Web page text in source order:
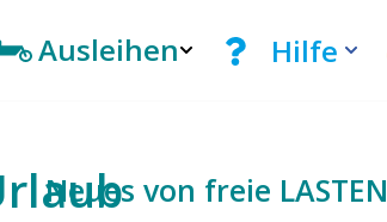
Ausleihen Hilfe
Neues von freie LASTEN